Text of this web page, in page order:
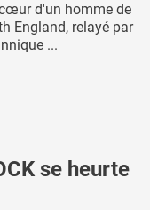
d'un homme de
England, relayé par
...
se heurte